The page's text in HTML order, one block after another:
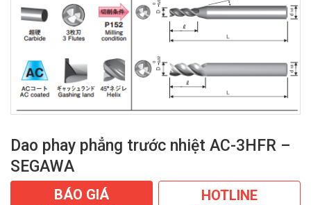
Dao phay phẳng trước nhiệt AC-3HFR –
SEGAWA
BÁO GIÁ HOTLINE